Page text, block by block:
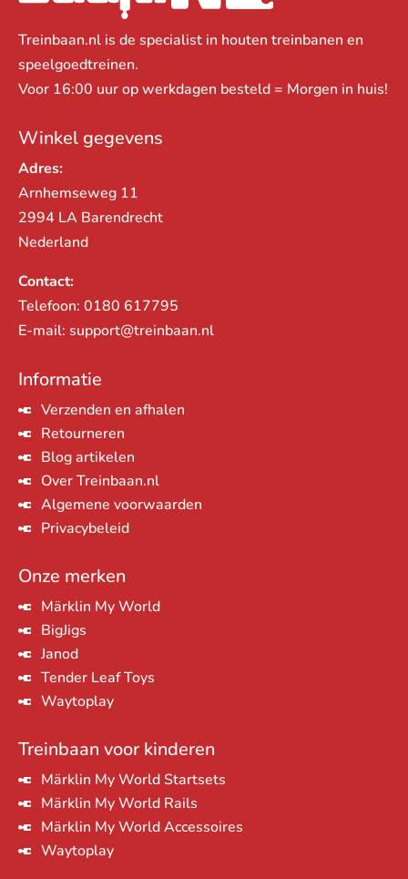
Treinbaan.nl is de specialist in houten treinbanen en
speelgoedtreinen.
Voor 16:00 uur op werkdagen besteld = Morgen in huis!
Winkel gegevens
Adres:
Arnhemseweg 11
2994 LA Barendrecht
Nederland
Contact:
Telefoon: 0180 617795
E-mail: support@treinbaan.nl
Informatie
Verzenden en afhalen
Retourneren
Blog artikelen
Over Treinbaan.nl
Algemene voorwaarden
Privacybeleid
Onze merken
Märklin My World
BigJigs
Janod
Tender Leaf Toys
Waytoplay
Treinbaan voor kinderen
Märklin My World Startsets
Märklin My World Rails
Märklin My World Accessoires
Waytoplay